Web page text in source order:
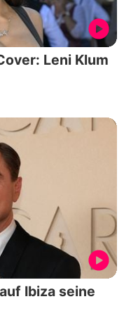
Leni Klum
Ibiza seine